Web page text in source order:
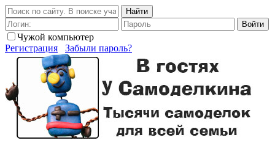
Найти
Войти
Чужой компьютер
Регистрация
Забыли пароль?